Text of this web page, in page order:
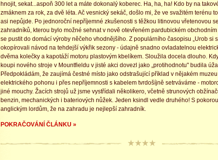
hnojit, sekat...aspoň 300 let a máte dokonalý koberec. Ha, ha, ha! Kdo by na
zmáknem za rok, za dvě léta. Ač vesnický sekáč, došlo mi, že ve svažitém terénu
asi nepůjde. Po jednoroční nepříjemné zkušenosti s těžkou litinovou vřetenovou
zahradníků, kterou bylo možné sehnat v nově otevřeném pardubickém
se pustit do domácí výroby něčeho vhodnějšího. Z populárního časopisu „Urob si
okopírovali návod na tehdejší výkřik sezony - údajně snadno ovladatelnou
dvěma kolečky a kapotáží motoru plastovým kbelíkem. Sloužila docela dlouho.
koupi nového stroje v Mountfieldu v jisté akci dovezl jako „protihodnotu" budila
Předpokládám, že zaujímá čestné místo jako odstrašující příklad v nějakém
elektrického pohonu i přes nepříjemnosti s kabelem tvrdošíjně setrváváme -
jiné mouchy. Žacích strojů už jsme vystřídali několikero, včetně strunových
benzin, mechanických i bateriových nůžek. Jeden ksindl vedle druhého! S
anglickým lordům, že na zahradu je nejlepší zahradník.
POKRAČOVÁNÍ ČLÁNKU »